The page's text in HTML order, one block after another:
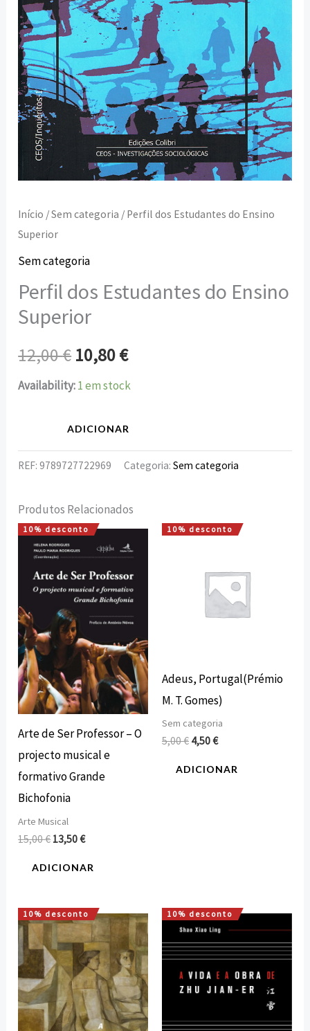
Início /Sem categoria / Perfil dos Estudantes do Ensino
Superior
Sem categoria
Perfil dos Estudantes do Ensino
Superior
12,00€ 10,80€
Availability:1 em stock
ADICIONAR
REF:9789727722969 Categoria:Sem categoria
Produtos Relacionados
10% desconto
Arte de Ser Professor – O
projecto musical e
formativo Grande
Bichofonia
Arte Musical
15,00€
O
preço
original
era:
15,00 €.
13,50€
O
preço
atual
é:
13,50 €.
ADICIONAR
10% desconto
Adeus, Portugal(Prémio
M. T. Gomes)
Sem categoria
5,00€
O
era:
5,00 €.
4,50€
O
é:
4,50 €.
ADICIONAR
10% desconto
O
preço
original
era:
10,00 €.
O
preço
atual
é:
9,00 €.
10% desconto
O
preço
original
era:
16,00 €.
O
preço
atual
é:
14,40 €.